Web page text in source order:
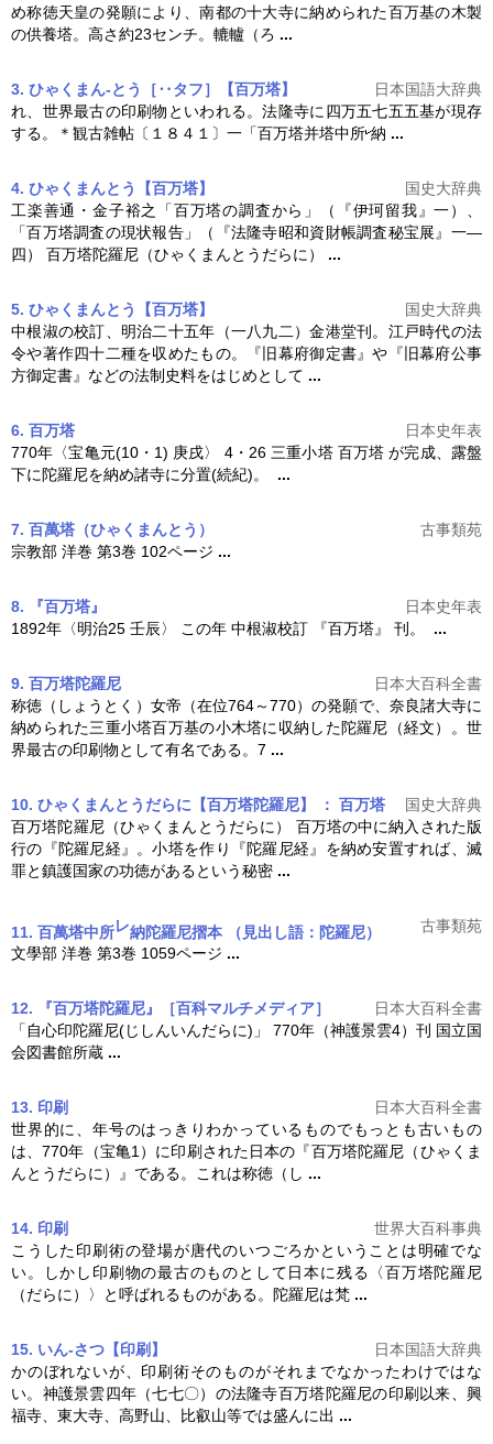
め称徳天皇の発願により、南都の十大寺に納められた百万基の木製
の供養塔。高さ約23センチ。轆轤（ろ ...
3. ひゃくまん‐とう［‥タフ］【百万塔】
日本国語大辞典
れ、世界最古の印刷物といわれる。法隆寺に四万五七五五基が現存
する。＊観古雑帖〔１８４１〕一「百万塔并塔中所 納 ...
4. ひゃくまんとう【百万塔】
国史大辞典
工楽善通・金子裕之「百万塔の調査から」（『伊珂留我』一）、
「百万塔調査の現状報告」（『法隆寺昭和資財帳調査秘宝展』一―
四） 百万塔陀羅尼（ひゃくまんとうだらに） ...
5. ひゃくまんとう【百万塔】
国史大辞典
中根淑の校訂、明治二十五年（一八九二）金港堂刊。江戸時代の法
令や著作四十二種を収めたもの。『旧幕府御定書』や『旧幕府公事
方御定書』などの法制史料をはじめとして ...
6. 百万塔
日本史年表
770年〈宝亀元(10・1) 庚戌〉 4・26 三重小塔 百万塔 が完成、露盤
下に陀羅尼を納め諸寺に分置(続紀)。 ...
7. 百萬塔 （ひゃくまんとう）
古事類苑
宗教部 洋巻 第3巻 102ページ ...
8. 『百万塔』
日本史年表
1892年〈明治25 壬辰〉 この年 中根淑校訂 『百万塔』 刊。 ...
9. 百万塔陀羅尼
日本大百科全書
称徳（しょうとく）女帝（在位764～770）の発願で、奈良諸大寺に
納められた三重小塔百万基の小木塔に収納した陀羅尼（経文）。世
界最古の印刷物として有名である。7 ...
10. ひゃくまんとうだらに【百万塔陀羅尼】 ： 百万塔
国史大辞典
百万塔陀羅尼（ひゃくまんとうだらに） 百万塔の中に納入された版
行の『陀羅尼経』。小塔を作り『陀羅尼経』を納め安置すれば、滅
罪と鎮護国家の功徳があるという秘密 ...
11. 百萬塔中所レ納陀羅尼摺本 （見出し語：陀羅尼）
古事類苑
文學部 洋巻 第3巻 1059ページ ...
12. 『百万塔陀羅尼』［百科マルチメディア］
日本大百科全書
「自心印陀羅尼(じしんいんだらに)」 770年（神護景雲4）刊 国立国
会図書館所蔵 ...
13. 印刷
日本大百科全書
世界的に、年号のはっきりわかっているものでもっとも古いもの
は、770年（宝亀1）に印刷された日本の『百万塔陀羅尼（ひゃくま
んとうだらに）』である。これは称徳（し ...
14. 印刷
世界大百科事典
こうした印刷術の登場が唐代のいつごろかということは明確でな
い。しかし印刷物の最古のものとして日本に残る〈百万塔陀羅尼
（だらに）〉と呼ばれるものがある。陀羅尼は梵 ...
15. いん‐さつ【印刷】
日本国語大辞典
かのぼれないが、印刷術そのものがそれまでなかったわけではな
い。神護景雲四年（七七〇）の法隆寺百万塔陀羅尼の印刷以来、興
福寺、東大寺、高野山、比叡山等では盛んに出 ...